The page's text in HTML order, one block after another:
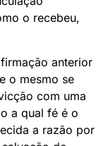
o recebeu,
anterior
o mesmo se
com uma
a qual fé é o
a razão por